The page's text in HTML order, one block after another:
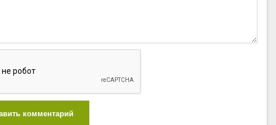
комментарий